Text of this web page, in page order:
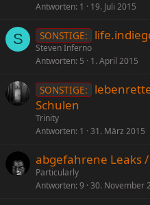
Antworten 1 19. Juli 2015
S SONSTIGE:
Steven Inferno
Antworten 5 1. April 2015
SONSTIGE:
Schulen
Trinity
Antworten 1 31. März 2015
abgefahrene Leaks
Particularly
Antworten 9 30. November